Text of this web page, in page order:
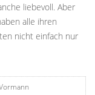
liebevoll. Aber
alle ihren
nicht einfach nur